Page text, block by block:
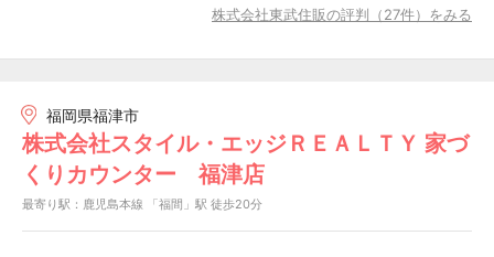
株式会社東武住販の評判（27件）をみる
福岡県福津市
株式会社スタイル・エッジＲＥＡＬＴＹ 家づ
くりカウンター 福津店
最寄り駅：鹿児島本線 「福間」駅 徒歩20分